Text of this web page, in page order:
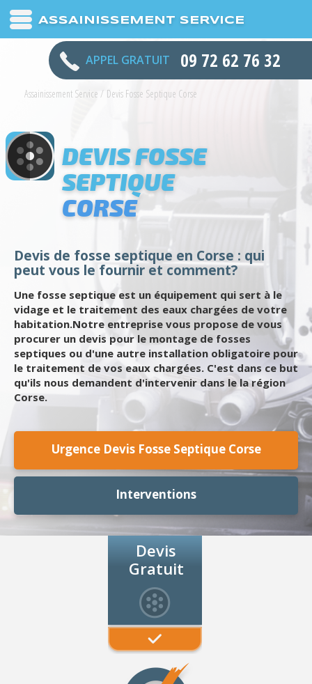
ASSAINISSEMENT SERVICE
APPEL GRATUIT 09 72 62 76 32
Assainissement Service / Devis Fosse Septique Corse
DEVIS FOSSE
SEPTIQUE
CORSE
Devis de fosse septique en Corse : qui
peut vous le fournir et comment?
Une fosse septique est un équipement qui sert à le
vidage et le traitement des eaux chargées de votre
habitation.Notre entreprise vous propose de vous
procurer un devis pour le montage de fosses
septiques ou d'une autre installation obligatoire pour
le traitement de vos eaux chargées. C'est dans ce but
qu'ils nous demandent d'intervenir dans le la région
Corse.
Urgence Devis Fosse Septique Corse
Interventions
Devis
Gratuit